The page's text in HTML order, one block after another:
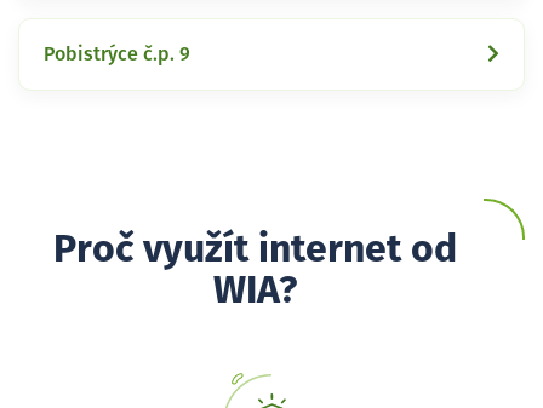
Pobistrýce č.p. 9
Proč využít internet od
WIA?